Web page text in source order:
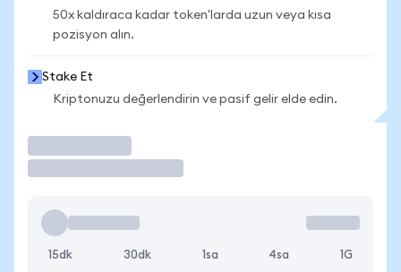
50x kaldıraca kadar token'larda uzun veya kısa
pozisyon alın.
Stake Et
Kriptonuzu değerlendirin ve pasif gelir elde edin.
15dk 30dk 1sa 4sa 1G